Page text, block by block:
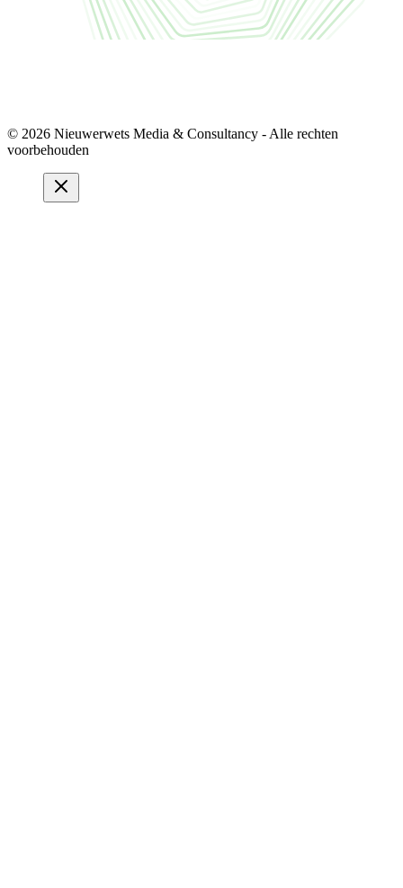
© 2026 Nieuwerwets Media & Consultancy - Alle rechten
voorbehouden